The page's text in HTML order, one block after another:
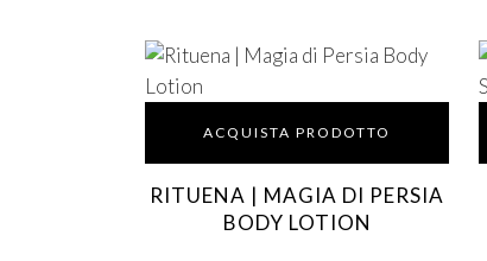
ACQUISTA PRODOTTO
RITUENA | MAGIA DI PERSIA
BODY LOTION